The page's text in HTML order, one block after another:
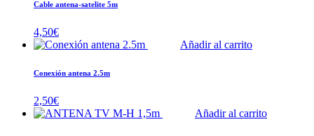
Cable antena-satelite 5m
4,50€
Añadir al carrito
Conexión antena 2.5m
2,50€
Añadir al carrito